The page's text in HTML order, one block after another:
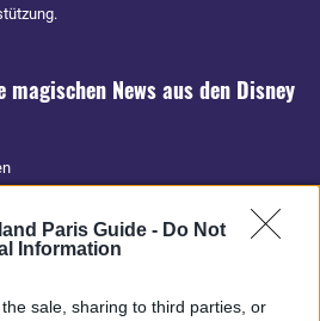
Paris Guide - Do Not
Information
sale, sharing to third parties, or
News aus den Disney